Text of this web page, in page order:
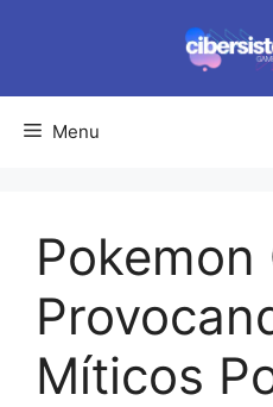
conteúdo
Menu
Pokemon
Míticos